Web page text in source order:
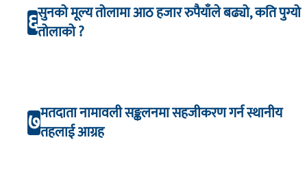
६सुनको मूल्य तोलामा आठ हजार रुपैयाँले बढ्यो, कति पुग्यो
तोलाको ?
७मतदाता नामावली सङ्कलनमा सहजीकरण गर्न स्थानीय
तहलाई आग्रह